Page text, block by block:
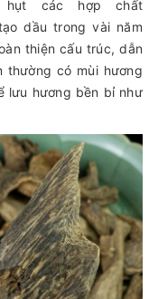
hụt các hợp chất
dầu trong vài năm
thiện cấu trúc, dẫn
thường có mùi hương
lưu hương bền bỉ như